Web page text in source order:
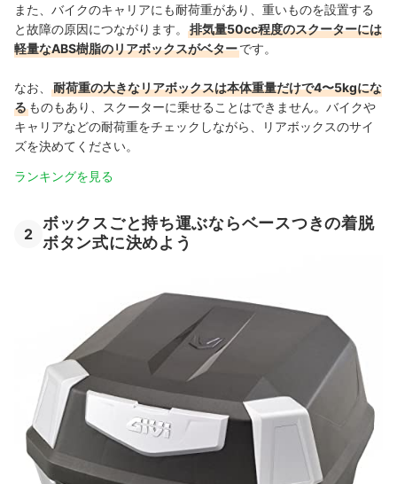
また、バイクのキャリアにも耐荷重があり、重いものを設置する
と故障の原因につながります。
排気量50cc程度のスクーターには
軽量なABS樹脂のリアボックスがベターです。
なお、
耐荷重の大きなリアボックスは本体重量だけで4〜5kgにな
る ものもあり、スクーターに乗せることはできません。バイクや
キャリアなどの耐荷重をチェックしながら、リアボックスのサイ
ズを決めてください。
ランキングを見る
2
ボックスごと持ち運ぶならベースつきの着脱
ボタン式に決めよう